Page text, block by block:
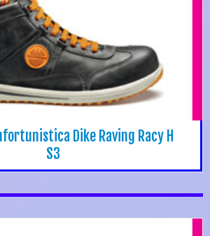
Dike Raving Racy H
S3